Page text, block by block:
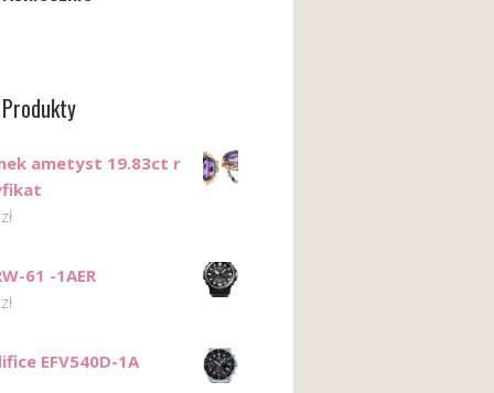
ametyst 19.83ct r
zł
61 -1AER
zł
EFV540D-1A